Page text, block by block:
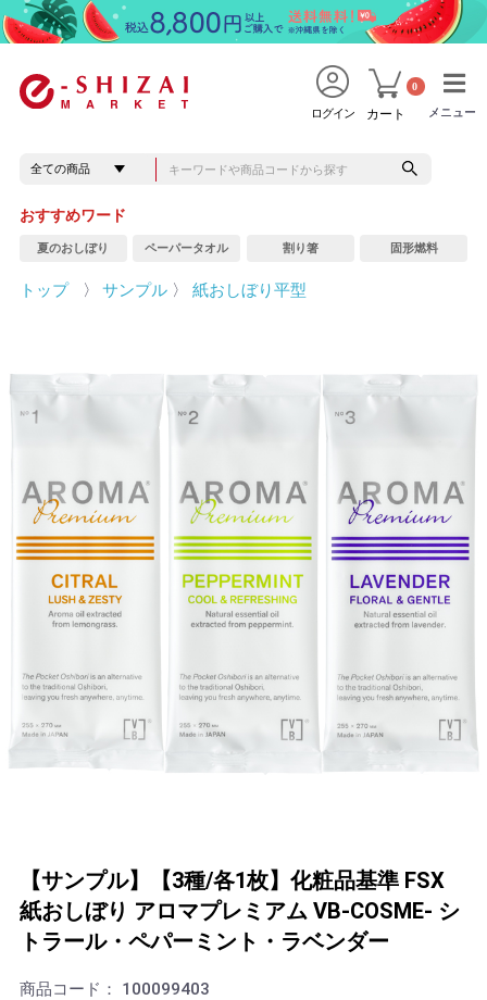
メニュー
メニュー
ログイン カート
0
おすすめワード
夏のおしぼり ペーパータオル 割り箸 固形燃料
トップ 〉 サンプル 〉 紙おしぼり平型
【サンプル】【3種/各1枚】化粧品基準 FSX
紙おしぼり アロマプレミアム VB-COSME- シ
トラール・ペパーミント・ラベンダー
商品コード： 100099403